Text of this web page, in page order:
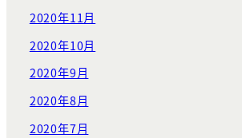
2020年11月
2020年10月
2020年9月
2020年8月
2020年7月